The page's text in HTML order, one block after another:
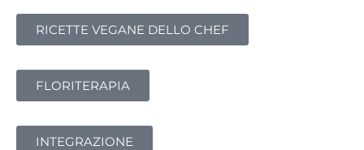
RICETTE VEGANE DELLO CHEF
FLORITERAPIA
INTEGRAZIONE